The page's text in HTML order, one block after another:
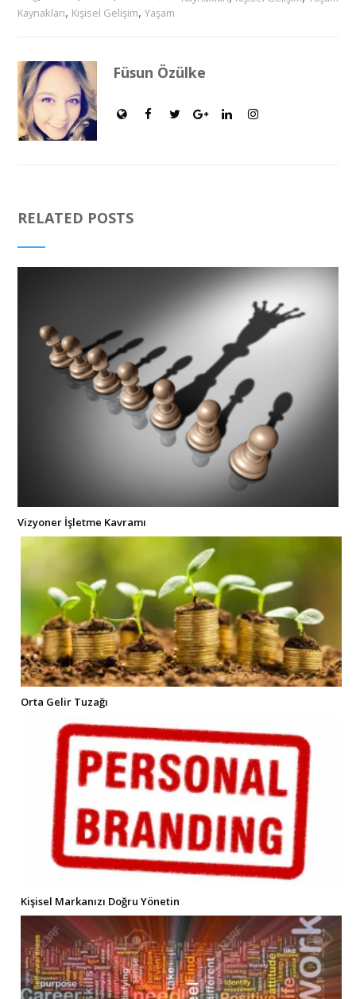
Kaynakları, Kişisel Gelişim, Yaşam
Füsun Özülke
RELATED POSTS
Vizyoner İşletme Kavramı
Orta Gelir Tuzağı
Kişisel Markanızı Doğru Yönetin